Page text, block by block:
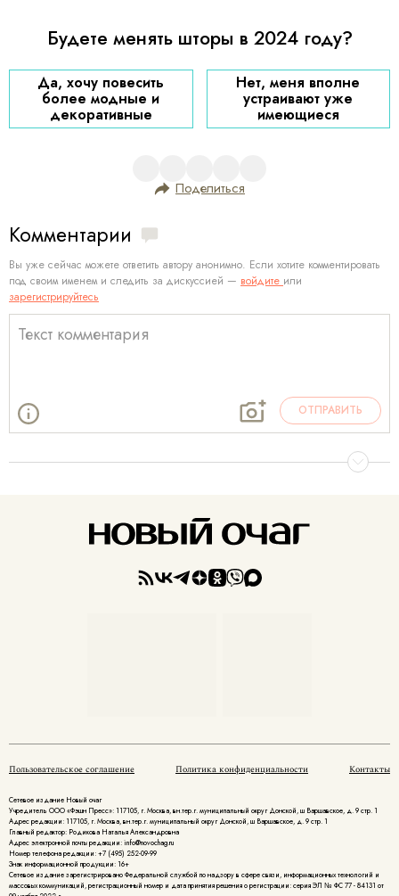
Будете менять шторы в 2024 году?
Да, хочу повесить
более модные и
декоративные
Нет, меня вполне
устраивают уже
имеющиеся
Поделиться
Комментарии
Вы уже сейчас можете ответить автору анонимно. Если хотите комментировать
под своим именем и следить за дискуссией — войдите или
зарегистрируйтесь
ОТПРАВИТЬ
Пользовательское соглашение Политика конфиденциальности Контакты
Сетевое издание Новый очаг
Учредитель ООО «Фэшн Пресс»: 117105, г. Москва, вн.тер.г. муниципальный округ Донской, ш Варшавское, д. 9 стр. 1
Адрес редакции: 117105, г. Москва, вн.тер.г. муниципальный округ Донской, ш Варшавское, д. 9 стр. 1
Главный редактор: Родикова Наталья Александровна
Адрес электронной почты редакции: info@novochag.ru
Номер телефона редакции: +7 (495) 252-09-99
Знак информационной продукции: 16+
Cетевое издание зарегистрировано Федеральной службой по надзору в сфере связи, информационных технологий и
массовых коммуникаций, регистрационный номер и дата принятия решения о регистрации: серия ЭЛ № ФС 77 - 84131 от